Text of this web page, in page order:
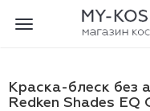
Toggle
Краска-блеск без
Redken Shades EQ